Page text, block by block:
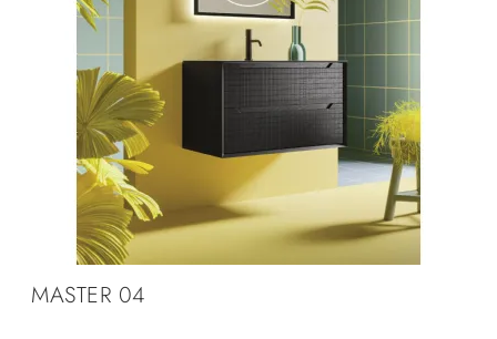
MASTER 04